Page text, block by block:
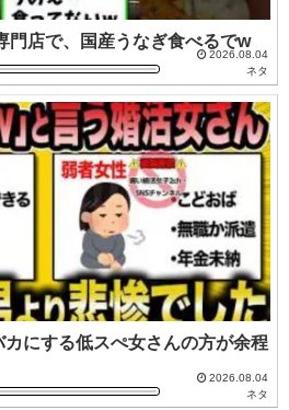
門店で、国産うなぎ食べるでw
2026.08.04
ネタ
カにする低スぺ女さんの方が余程
2026.08.04
ネタ